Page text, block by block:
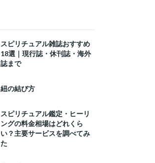
スピリチュアル雑誌おすすめ
18選｜現行誌・休刊誌・海外
誌まで
紐の結び方
スピリチュアル鑑定・ヒーリ
ングの料金相場はどれくら
い？主要サービスを調べてみ
た